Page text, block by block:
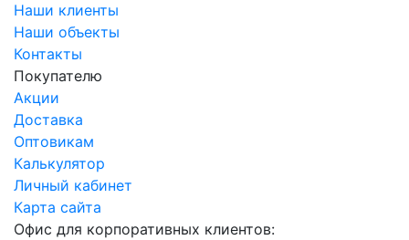
Наши клиенты
Наши объекты
Контакты
Покупателю
Акции
Доставка
Оптовикам
Калькулятор
Личный кабинет
Карта сайта
Офис для корпоративных клиентов: